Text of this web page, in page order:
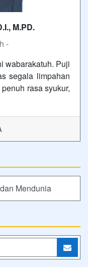
M.PD.
-
wabarakatuh. Puji
segala limpahan
rasa syukur,
Mendunia